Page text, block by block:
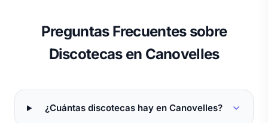
Preguntas Frecuentes sobre
Discotecas en Canovelles
¿Cuántas discotecas hay en Canovelles?